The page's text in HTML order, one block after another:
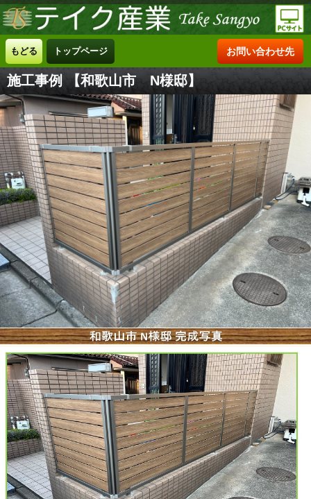
もどる トップページ お問い合わせ先
施工事例 【和歌山市 N様邸】